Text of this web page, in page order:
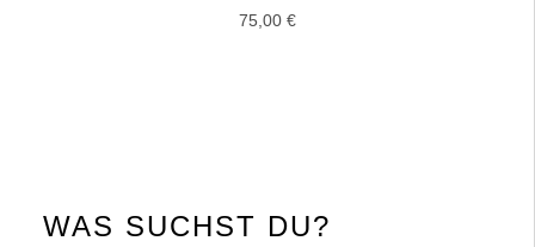
WAS SUCHST DU?
75,00 €